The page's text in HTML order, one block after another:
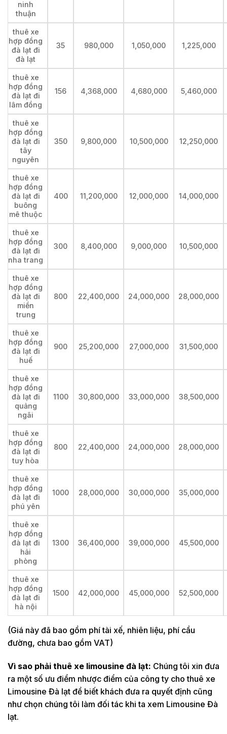
ninh
thuận
thuê xe
hợp đồng
đà lạt đi
đà lạt
35 980,000 1,050,000 1,225,000
thuê xe
hợp đồng
đà lạt đi
lâm đồng
156 4,368,000 4,680,000 5,460,000
thuê xe
hợp đồng
đà lạt đi
tây
nguyên
350 9,800,000 10,500,000 12,250,000
thuê xe
hợp đồng
đà lạt đi
buông
mê thuộc
400 11,200,000 12,000,000 14,000,000
thuê xe
hợp đồng
đà lạt đi
nha trang
300 8,400,000 9,000,000 10,500,000
thuê xe
hợp đồng
đà lạt đi
miền
trung
800 22,400,000 24,000,000 28,000,000
thuê xe
hợp đồng
đà lạt đi
huế
900 25,200,000 27,000,000 31,500,000
thuê xe
hợp đồng
đà lạt đi
quảng
ngãi
1100 30,800,000 33,000,000 38,500,000
thuê xe
hợp đồng
đà lạt đi
tuy hòa
800 22,400,000 24,000,000 28,000,000
thuê xe
hợp đồng
đà lạt đi
phú yên
1000 28,000,000 30,000,000 35,000,000
thuê xe
hợp đồng
đà lạt đi
hải
phòng
1300 36,400,000 39,000,000 45,500,000
thuê xe
hợp đồng
đà lạt đi
hà nội
1500 42,000,000 45,000,000 52,500,000
(Giá này đã bao gồm phí tài xế, nhiên liệu, phí cầu
đường, chưa bao gồm VAT)
Vì sao phải thuê xe limousine đà lạt: Chúng tôi xin đưa
ra một số ưu điểm nhược điểm của công ty cho thuê xe
Limousine Đà lạt để biết khách đưa ra quyết định cũng
như chọn chúng tôi làm đối tác khi ta xem Limousine Đà
lạt.